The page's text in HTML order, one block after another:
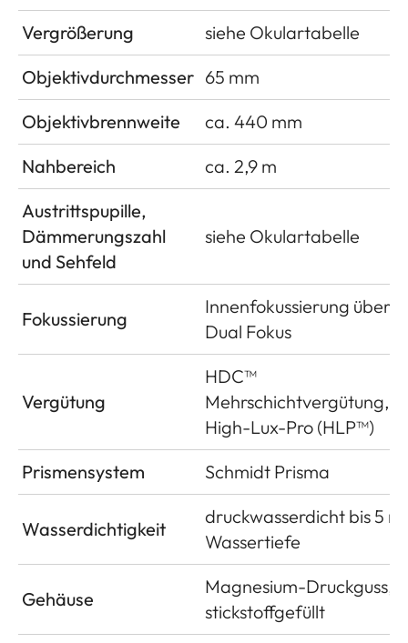
Vergrößerung
siehe Okulartabelle
Objektivdurchmesser 65 mm
Objektivbrennweite
ca. 440 mm
Nahbereich
ca. 2,9 m
Austrittspupille,
Dämmerungszahl
und Sehfeld
siehe Okulartabelle
Fokussierung
Innenfokussierung über
Dual Fokus
Vergütung
HDC™
Mehrschichtvergütung,
High-Lux-Pro (HLP™)
Prismensystem
Schmidt Prisma
Wasserdichtigkeit
druckwasserdicht bis 5 m
Wassertiefe
Gehäuse
Magnesium-Druckguss,
stickstoffgefüllt